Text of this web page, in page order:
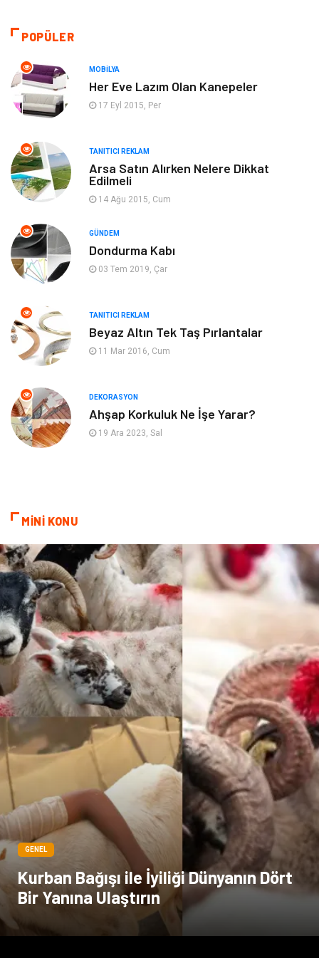
Gıda
Bilgisayar ve Yazılım
Giyim
Makine
Organizasyon Turizm
Tekstil Tatil
Hediyelik Eşya
Mobilya
Nakliyat Telekomünikasyon
Maden ve Metal
Plastik
Pazarlama Gençlik
Kiralama Servisleri Dernekler ve Birlikler
Kültür
POPÜLER
MOBILYA
Her Eve Lazım Olan Kanepeler
17 Eyl 2015, Per
TANITICI REKLAM
Arsa Satın Alırken Nelere Dikkat
Edilmeli
14 Ağu 2015, Cum
GÜNDEM
Dondurma Kabı
03 Tem 2019, Çar
TANITICI REKLAM
Beyaz Altın Tek Taş Pırlantalar
11 Mar 2016, Cum
DEKORASYON
Ahşap Korkuluk Ne İşe Yarar?
19 Ara 2023, Sal
MİNİ KONU
GENEL
Kurban Bağışı ile İyiliği Dünyanın Dört
Bir Yanına Ulaştırın